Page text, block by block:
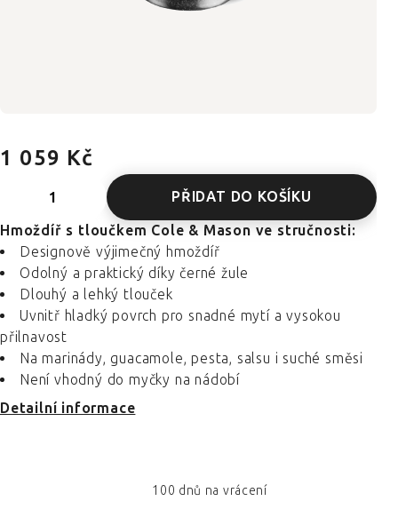
1 059 Kč
PŘIDAT DO KOŠÍKU
Hmoždíř s tloučkem Cole & Mason ve stručnosti:
Designově výjimečný hmoždíř
Odolný a praktický díky černé žule
Dlouhý a lehký tlouček
Uvnitř hladký povrch pro snadné mytí a vysokou
přilnavost
Na marinády, guacamole, pesta, salsu i suché směsi
Není vhodný do myčky na nádobí
Detailní informace
100 dnů na vrácení